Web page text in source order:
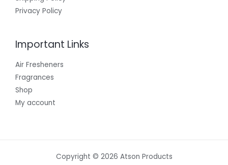
Privacy Policy
Important Links
Air Fresheners
Fragrances
Shop
My account
Copyright © 2026 Atson Products